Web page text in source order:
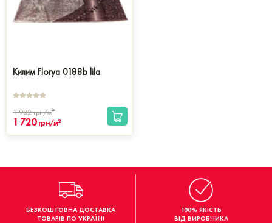
Килим Florya 0188b lila
1 982грн/м2
1 720 грн/м2
БЕЗКОШТОВНА ДОСТАВКА
ТОВАРІВ ПО УКРАЇНІ
100% ЯКІСТЬ
ВІД ВИРОБНИКА